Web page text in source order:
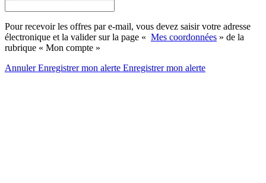
Pour recevoir les offres par e-mail, vous devez saisir votre adresse
électronique et la valider sur la page « Mes coordonnées » de la
rubrique « Mon compte »
AnnulerEnregistrer mon alerte Enregistrermon alerte